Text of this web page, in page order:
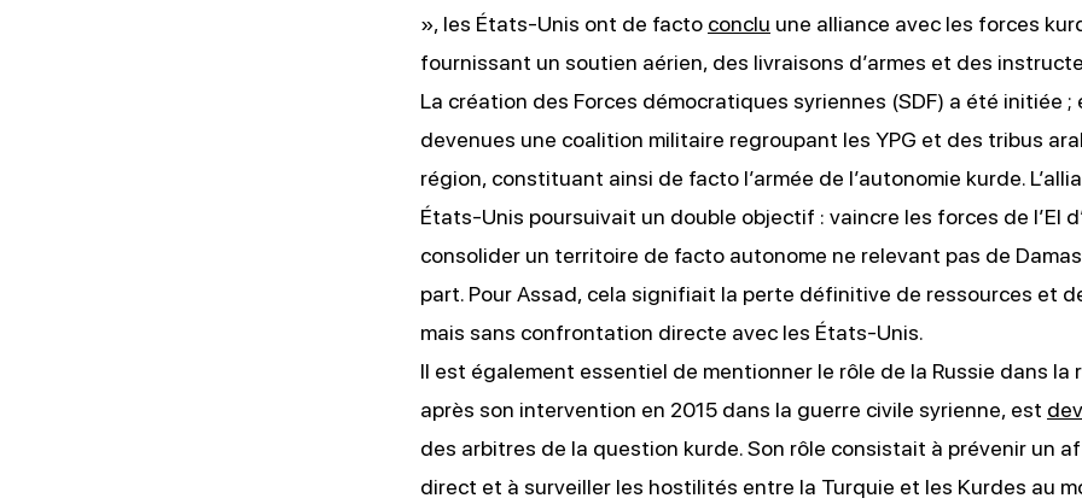
», les États-Unis ont de facto conclu une alliance avec les forces
fournissant un soutien aérien, des livraisons d’armes et des
La création des Forces démocratiques syriennes (SDF) a été initiée ;
devenues une coalition militaire regroupant les YPG et des tribus
région, constituant ainsi de facto l’armée de l’autonomie kurde.
États-Unis poursuivait un double objectif : vaincre les forces de l’EI
consolider un territoire de facto autonome ne relevant pas de
part. Pour Assad, cela signifiait la perte définitive de ressources et
mais sans confrontation directe avec les États-Unis.
Il est également essentiel de mentionner le rôle de la Russie dans la
après son intervention en 2015 dans la guerre civile syrienne, est
des arbitres de la question kurde. Son rôle consistait à prévenir un
direct et à surveiller les hostilités entre la Turquie et les Kurdes au